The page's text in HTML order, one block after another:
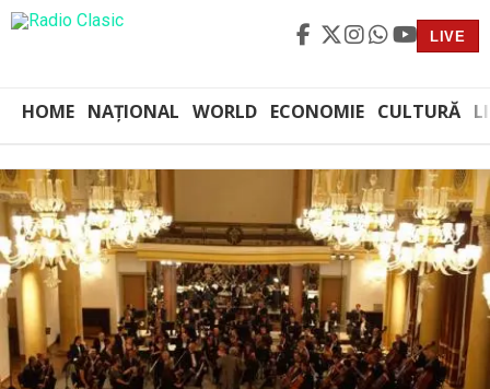
LIVE
HOME NAȚIONAL WORLD ECONOMIE CULTURĂ